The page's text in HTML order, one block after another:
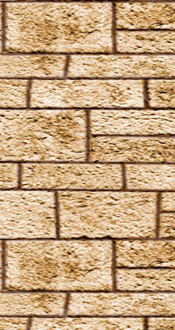
Goldene Flämmchen
Homenum revelio
Homorphus-Zauber
Immobilus
Impedimenta
Imperturbatio
Incarcerus
Inflatus
Liberacorpus
Muffliato
Nebulus
Partis Temporus
Peskiwichteli Pesternomi
Protego
Protego Diabolica
Protego Horribilis
Protego Maxima
Protego Totalum
Pullus
Relaschio
Repello Inimicum
Repello Muggeltum
Riddikulus
Salvio Hexia
Snufflifors
Türblockierende Flammen
Vermiculus
Vipera Evanesca